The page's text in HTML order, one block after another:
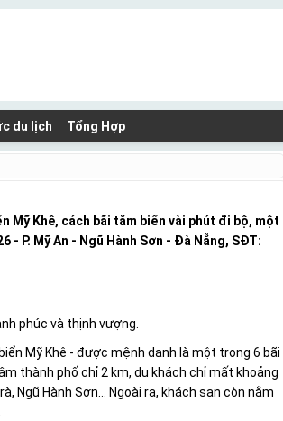
du lịch Tổng Hợp
Mỹ Khê, cách bãi tắm biển vài phút đi bộ, một
P. Mỹ An - Ngũ Hành Sơn - Đà Nẵng, SĐT:
phúc và thịnh vượng.
Mỹ Khê - được mệnh danh là một trong 6 bãi
thành phố chỉ 2 km, du khách chỉ mất khoảng
Ngũ Hành Sơn… Ngoài ra, khách sạn còn nằm